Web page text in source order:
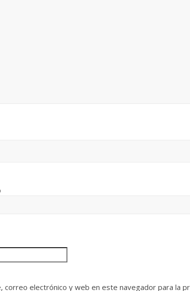
correo electrónico y web en este navegador para la